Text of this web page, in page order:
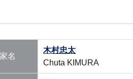
名
木村忠太
Chuta KIMURA